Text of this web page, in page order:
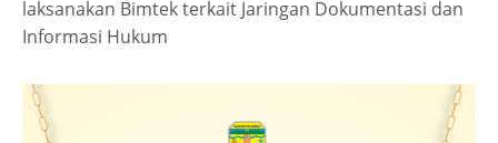
laksanakan Bimtek terkait Jaringan Dokumentasi dan
Informasi Hukum